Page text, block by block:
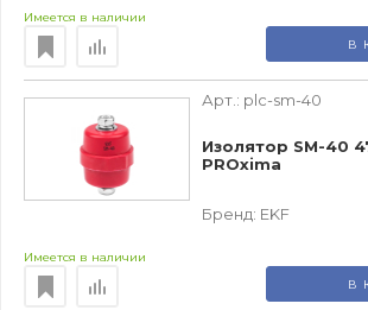
Имеется в наличии
В
Арт.: plc-sm-40
Изолятор SM-40
PROxima
Бренд: EKF
Имеется в наличии
В